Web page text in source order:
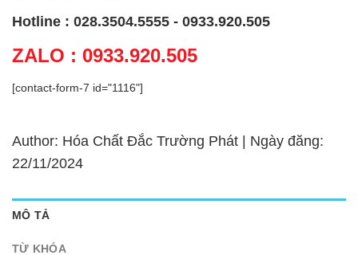
Hotline : 028.3504.5555 - 0933.920.505
ZALO : 0933.920.505
[contact-form-7 id="1116"]
Author: Hóa Chất Đắc Trường Phát | Ngày đăng:
22/11/2024
MÔ TẢ
TỪ KHÓA